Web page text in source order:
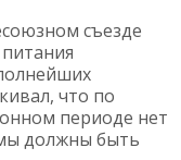
съезде
что по
периоде нет
должны быть